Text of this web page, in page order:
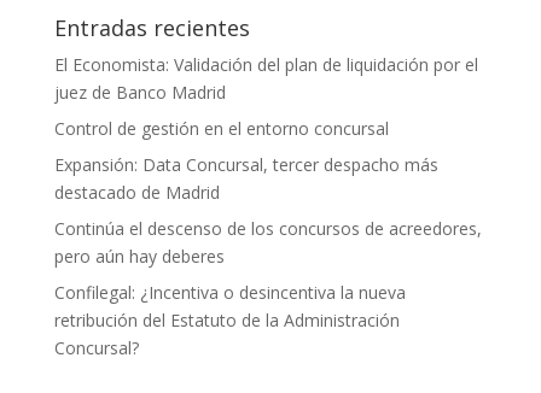
Entradas recientes
El Economista: Validación del plan de liquidación por el
juez de Banco Madrid
Control de gestión en el entorno concursal
Expansión: Data Concursal, tercer despacho más
destacado de Madrid
Continúa el descenso de los concursos de acreedores,
pero aún hay deberes
Confilegal: ¿Incentiva o desincentiva la nueva
retribución del Estatuto de la Administración
Concursal?